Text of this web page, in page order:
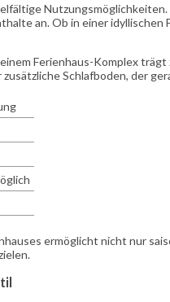
an. Ob in einer
Ferienhaus-Komplex
Schlafboden, der
ermöglicht nicht nur